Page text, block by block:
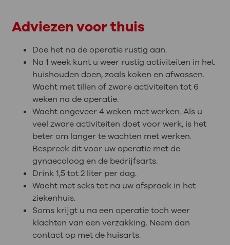
Adviezen voor thuis
Doe het na de operatie rustig aan.
Na 1 week kunt u weer rustig activiteiten in het
huishouden doen, zoals koken en afwassen.
Wacht met tillen of zware activiteiten tot 6
weken na de operatie.
Wacht ongeveer 4 weken met werken. Als u
veel zware activiteiten doet voor werk, is het
beter om langer te wachten met werken.
Bespreek dit voor uw operatie met de
gynaecoloog en de bedrijfsarts.
Drink 1,5 tot 2 liter per dag.
Wacht met seks tot na uw afspraak in het
ziekenhuis.
Soms krijgt u na een operatie toch weer
klachten van een verzakking. Neem dan
contact op met de huisarts.